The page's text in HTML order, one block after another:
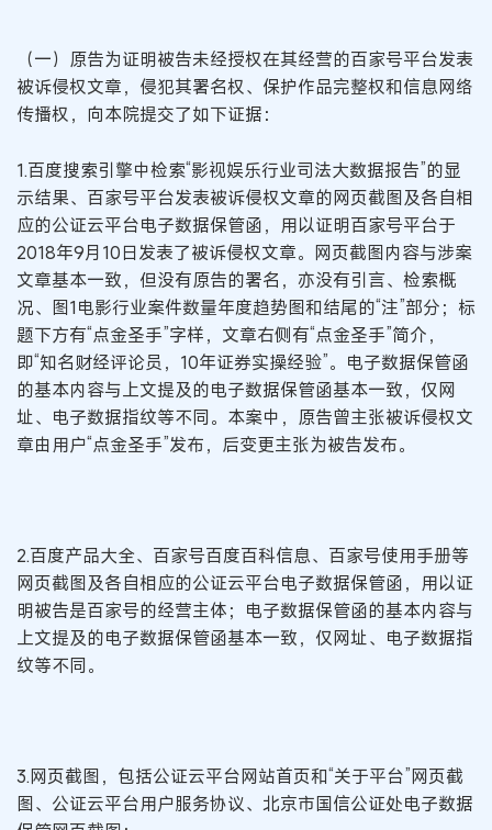
（一）原告为证明被告未经授权在其经营的百家号平台发表
被诉侵权文章，侵犯其署名权、保护作品完整权和信息网络
传播权，向本院提交了如下证据：
1.百度搜索引擎中检索“影视娱乐行业司法大数据报告”的显
示结果、百家号平台发表被诉侵权文章的网页截图及各自相
应的公证云平台电子数据保管函，用以证明百家号平台于
2018年9月10日发表了被诉侵权文章。网页截图内容与涉案
文章基本一致，但没有原告的署名，亦没有引言、检索概
况、图1电影行业案件数量年度趋势图和结尾的“注”部分；标
题下方有“点金圣手”字样，文章右侧有“点金圣手”简介，
即“知名财经评论员，10年证券实操经验”。电子数据保管函
的基本内容与上文提及的电子数据保管函基本一致，仅网
址、电子数据指纹等不同。本案中，原告曾主张被诉侵权文
章由用户“点金圣手”发布，后变更主张为被告发布。
2.百度产品大全、百家号百度百科信息、百家号使用手册等
网页截图及各自相应的公证云平台电子数据保管函，用以证
明被告是百家号的经营主体；电子数据保管函的基本内容与
上文提及的电子数据保管函基本一致，仅网址、电子数据指
纹等不同。
3.网页截图，包括公证云平台网站首页和“关于平台”网页截
图、公证云平台用户服务协议、北京市国信公证处电子数据